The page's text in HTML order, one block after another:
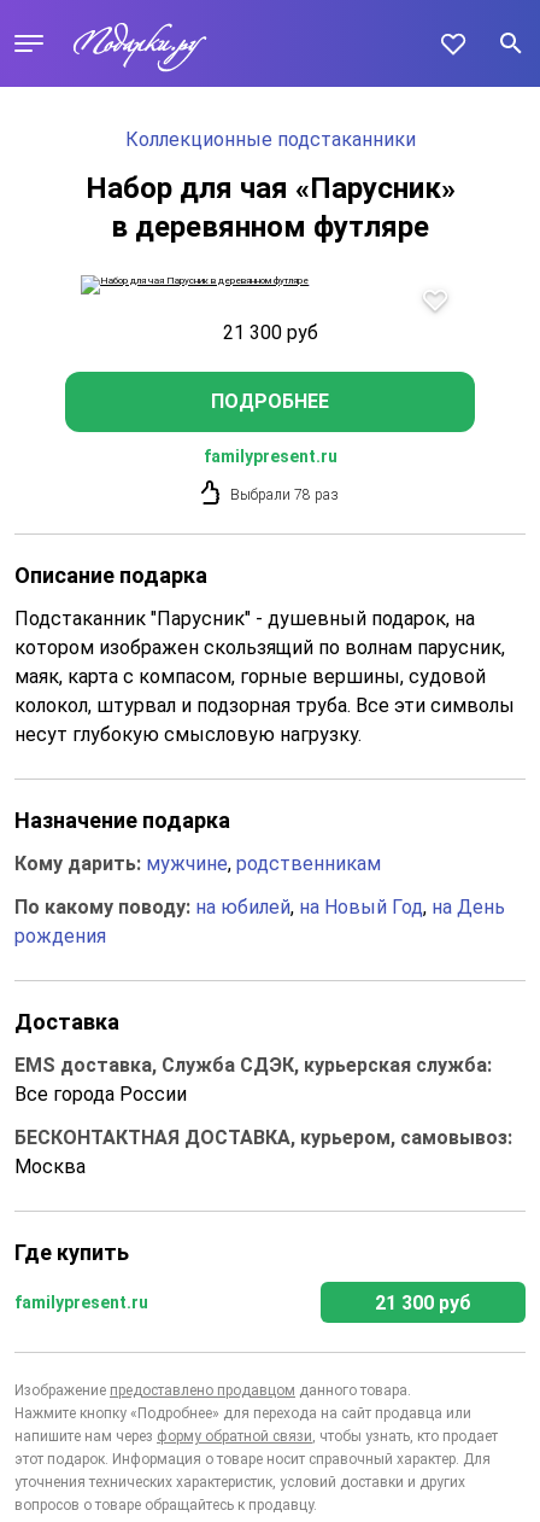
Коллекционные подстаканники
Набор для чая «Парусник»
в деревянном футляре
21 300 руб
ПОДРОБНЕЕ
familypresent.ru
Выбрали 78 раз
Описание подарка
Подстаканник "Парусник" - душевный подарок, на
котором изображен скользящий по волнам парусник,
маяк, карта с компасом, горные вершины, судовой
колокол, штурвал и подзорная труба. Все эти символы
несут глубокую смысловую нагрузку.
Назначение подарка
Кому дарить: мужчине, родственникам
По какому поводу: на юбилей, на Новый Год, на День
рождения
Доставка
EMS доставка, Служба СДЭК, курьерская служба:
Все города России
БЕСКОНТАКТНАЯ ДОСТАВКА, курьером, самовывоз:
Москва
Где купить
familypresent.ru 21 300 руб
Изображение предоставлено продавцом данного товара.
Нажмите кнопку «Подробнее» для перехода на сайт продавца или
напишите нам через форму обратной связи, чтобы узнать, кто продает
этот подарок. Информация о товаре носит справочный характер. Для
уточнения технических характеристик, условий доставки и других
вопросов о товаре обращайтесь к продавцу.